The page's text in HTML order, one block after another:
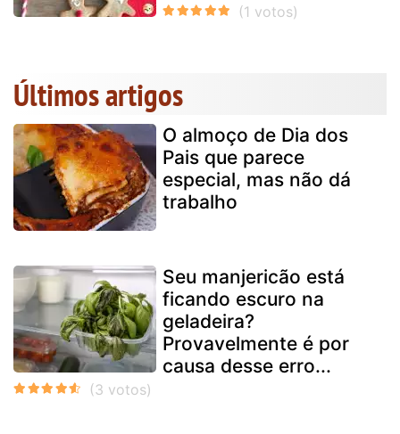
Últimos artigos
O almoço de Dia dos
Pais que parece
especial, mas não dá
trabalho
Seu manjericão está
ficando escuro na
geladeira?
Provavelmente é por
causa desse erro...